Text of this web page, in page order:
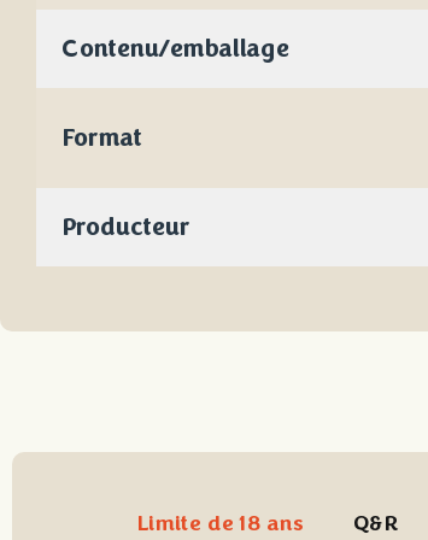
Contenu/emballage
Format
Producteur
Limite de 18 ans Q&R